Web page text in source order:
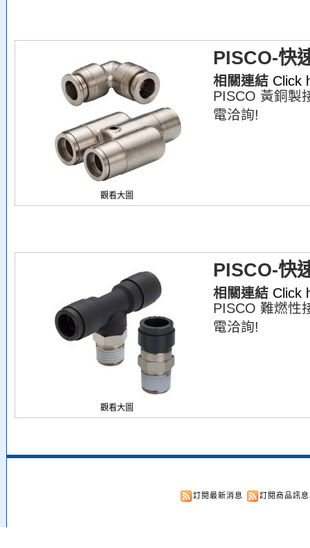
觀看大圖
PISCO-快
相關連結 Click
PISCO 黃銅製
電洽詢!
觀看大圖
PISCO-快
相關連結 Click
PISCO 難燃性
電洽詢!
訂閱最新消息 訂閱商品訊息